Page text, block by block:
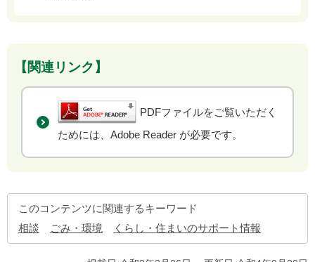
【関連リンク】
PDFファイルをご覧いただく
ためには、Adobe Reader が必要です。
このコンテンツに関連するキーワード
相談
ごみ・環境 くらし・住まいのサポート情報